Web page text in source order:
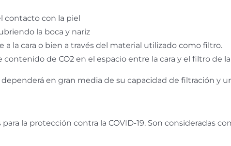
contacto con la piel
la boca y nariz
a la cara o bien a través del material utilizado como filtro.
de CO2 en el espacio entre la cara y el filtro de
dependerá en gran media de su capacidad de filtración y
la protección contra la COVID-19. Son consideradas